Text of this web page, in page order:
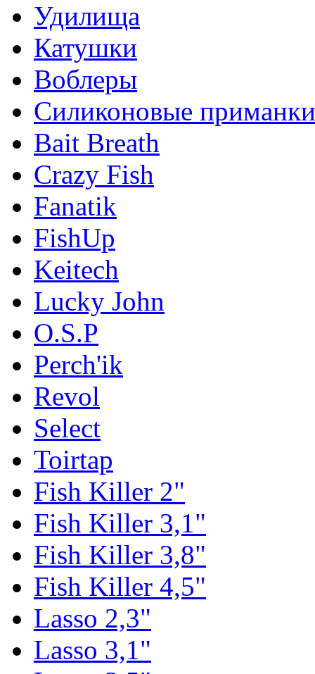
Удилища
Катушки
Воблеры
Силиконовые приманки
Bait Breath
Crazy Fish
Fanatik
FishUp
Keitech
Lucky John
O.S.P
Perch'ik
Revol
Select
Toirtap
Fish Killer 2"
Fish Killer 3,1"
Fish Killer 3,8"
Fish Killer 4,5"
Lasso 2,3"
Lasso 3,1"